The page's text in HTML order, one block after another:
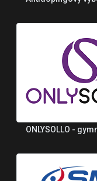
ONLYSOLLO -